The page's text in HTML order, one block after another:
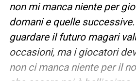
non mi manca niente per
domani e quelle
guardare il futuro magari
occasioni, ma i giocatori
non ci manca niente per il